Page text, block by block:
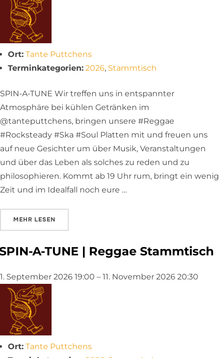
Ort: Tante Puttchens
Terminkategorien: 2026, Stammtisch
SPIN-A-TUNE Wir treffen uns in entspannter
Atmosphäre bei kühlen Getränken im
@tanteputtchens, bringen unsere #Reggae
#Rocksteady #Ska #Soul Platten mit und freuen uns
auf neue Gesichter um über Musik, Veranstaltungen
und über das Leben als solches zu reden und zu
philosophieren. Kommt ab 19 Uhr rum, bringt ein wenig
Zeit und im Idealfall noch eure …
MEHR ÜBER „SPIN-A-TUNE | REGGAE STAMMTISCH“
LESEN
A-TUNE | Reggae Stammtisch
1. September 2026 19:00 – 11. November 2026 20:30
Ort: Tante Puttchens